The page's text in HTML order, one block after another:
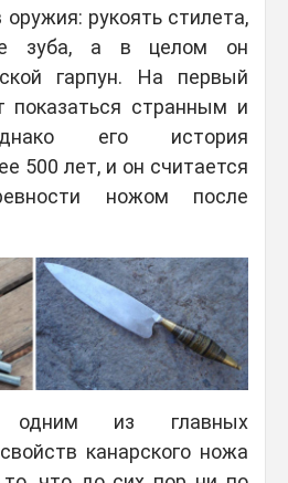
оружия: рукоять стилета,
зуба, а в целом он
гарпун. На первый
показаться странным и
его история
500 лет, и он считается
ножом после
одним из главных
канарского ножа